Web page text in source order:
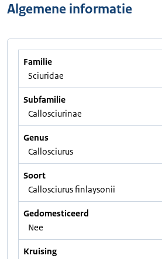
Algemene informatie
Familie
Sciuridae
Subfamilie
Callosciurinae
Genus
Callosciurus
Soort
Callosciurus finlaysonii
Gedomesticeerd
Nee
Kruising